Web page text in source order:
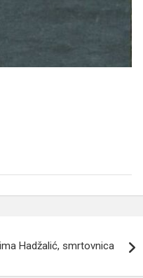
Hadžalić, smrtovnica